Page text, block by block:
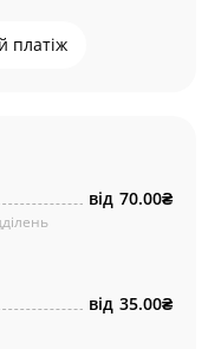
платіж
від 70.00₴
від 35.00₴